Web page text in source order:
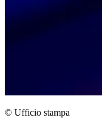
© Ufficio stampa